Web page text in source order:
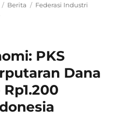
Categories
Berita Tags
Federasi Industri
PKS
Dana